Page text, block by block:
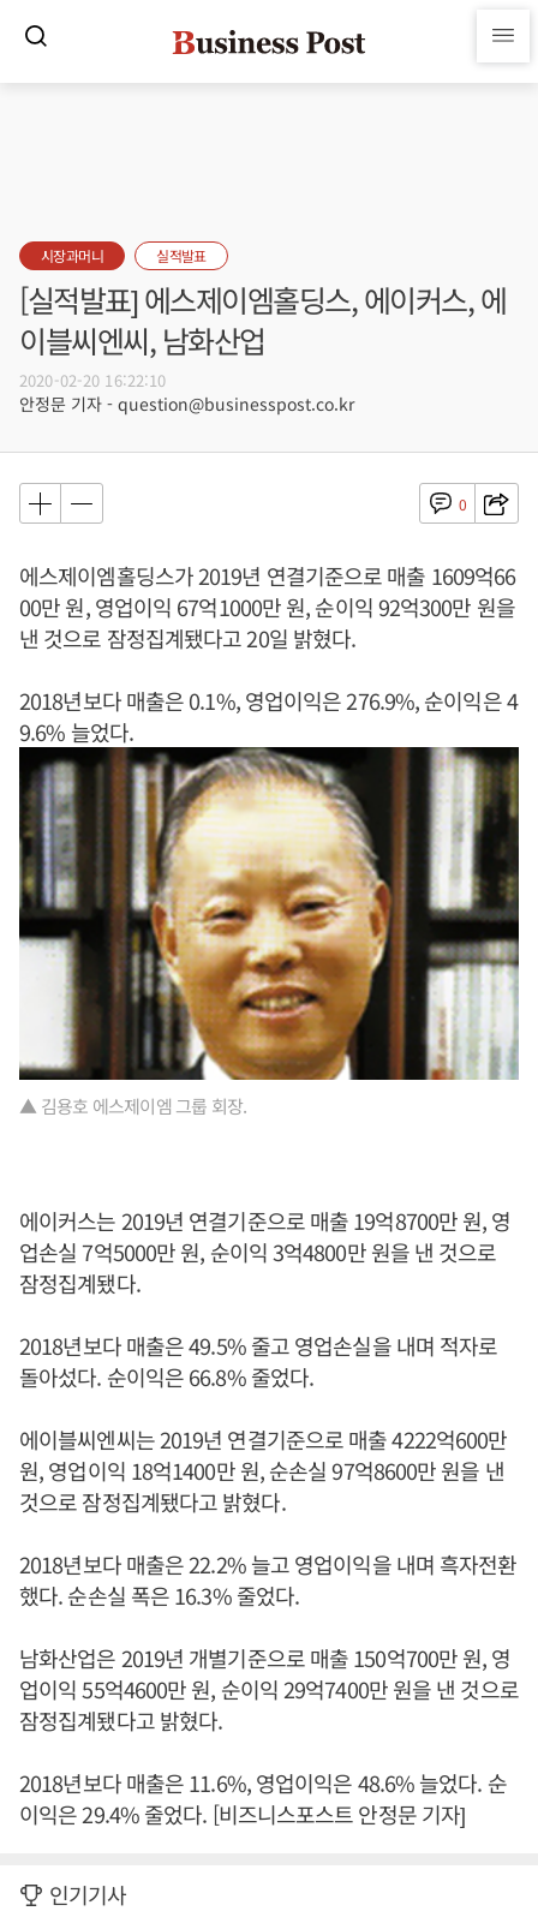
시장과머니 실적발표
[실적발표] 에스제이엠홀딩스, 에이커스, 에
이블씨엔씨, 남화산업
2020-02-20 16:22:10
안정문 기자 - question@businesspost.co.kr
0
에스제이엠홀딩스가 2019년 연결기준으로 매출 1609억66
00만 원, 영업이익 67억1000만 원, 순이익 92억300만 원을
낸 것으로 잠정집계됐다고 20일 밝혔다.
2018년보다 매출은 0.1%, 영업이익은 276.9%, 순이익은 4
9.6% 늘었다.
▲ 김용호 에스제이엠 그룹 회장.
에이커스는 2019년 연결기준으로 매출 19억8700만 원, 영
업손실 7억5000만 원, 순이익 3억4800만 원을 낸 것으로
잠정집계됐다.
2018년보다 매출은 49.5% 줄고 영업손실을 내며 적자로
돌아섰다. 순이익은 66.8% 줄었다.
에이블씨엔씨는 2019년 연결기준으로 매출 4222억600만
원, 영업이익 18억1400만 원, 순손실 97억8600만 원을 낸
것으로 잠정집계됐다고 밝혔다.
2018년보다 매출은 22.2% 늘고 영업이익을 내며 흑자전환
했다. 순손실 폭은 16.3% 줄었다.
남화산업은 2019년 개별기준으로 매출 150억700만 원, 영
업이익 55억4600만 원, 순이익 29억7400만 원을 낸 것으로
잠정집계됐다고 밝혔다.
2018년보다 매출은 11.6%, 영업이익은 48.6% 늘었다. 순
이익은 29.4% 줄었다. [비즈니스포스트 안정문 기자]
인기기사